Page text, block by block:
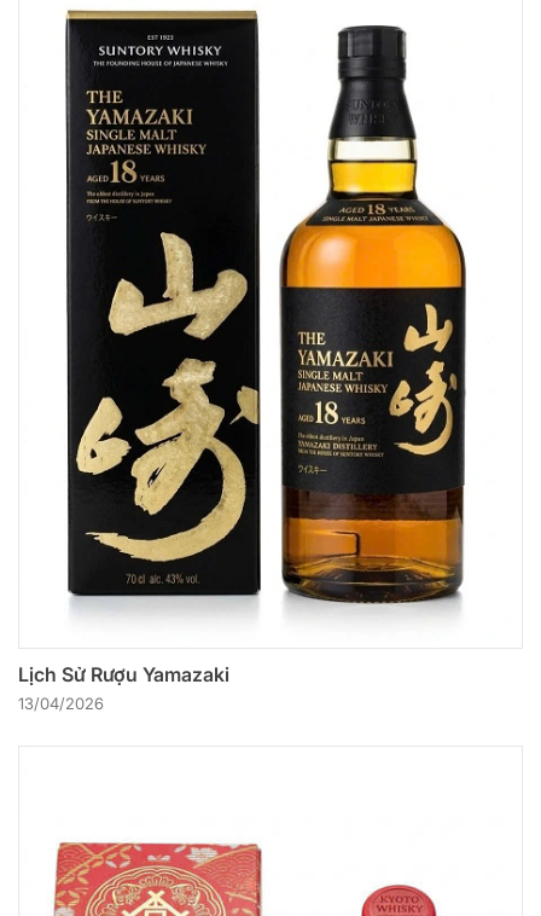
Lịch Sử Rượu Yamazaki
13/04/2026